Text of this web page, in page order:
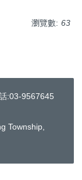
瀏覽數: 63
:03-9567645
Township,